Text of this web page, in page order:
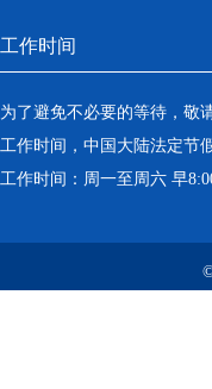
工作时间
为了避免不必要的等待，敬
工作时间，中国大陆法定节
工作时间：周一至周六 早